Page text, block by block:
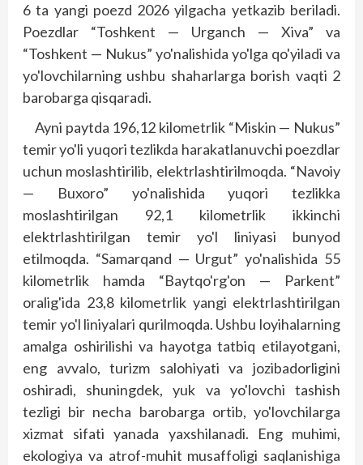
6 ta yangi poezd 2026 yilgacha yetkazib beriladi.
Poezdlar “Toshkent — Urganch — Xiva” va
“Toshkent — Nukus” yo'nalishida yo'lga qo'yiladi va
yo'lovchilarning ushbu shaharlarga borish vaqti 2
barobarga qisqaradi.
Ayni paytda 196,12 kilometrlik “Miskin — Nukus”
temir yo'li yuqori tezlikda harakatlanuvchi poezdlar
uchun moslashtirilib, elektrlashtirilmoqda. “Navoiy
— Buxoro” yo'nalishida yuqori tezlikka
moslashtirilgan 92,1 kilometrlik ikkinchi
elektrlashtirilgan temir yo'l liniyasi bunyod
etilmoqda. “Samarqand — Urgut” yo'nalishida 55
kilometrlik hamda “Baytqo'rg'on — Parkent”
oralig'ida 23,8 kilometrlik yangi elektrlashtirilgan
temir yo'l liniyalari qurilmoqda. Ushbu loyihalarning
amalga oshirilishi va hayotga tatbiq etilayotgani,
eng avvalo, turizm salohiyati va jozibadorligini
oshiradi, shuningdek, yuk va yo'lovchi tashish
tezligi bir necha barobarga ortib, yo'lovchilarga
xizmat sifati yanada yaxshilanadi. Eng muhimi,
ekologiya va atrof-muhit musaffoligi saqlanishiga